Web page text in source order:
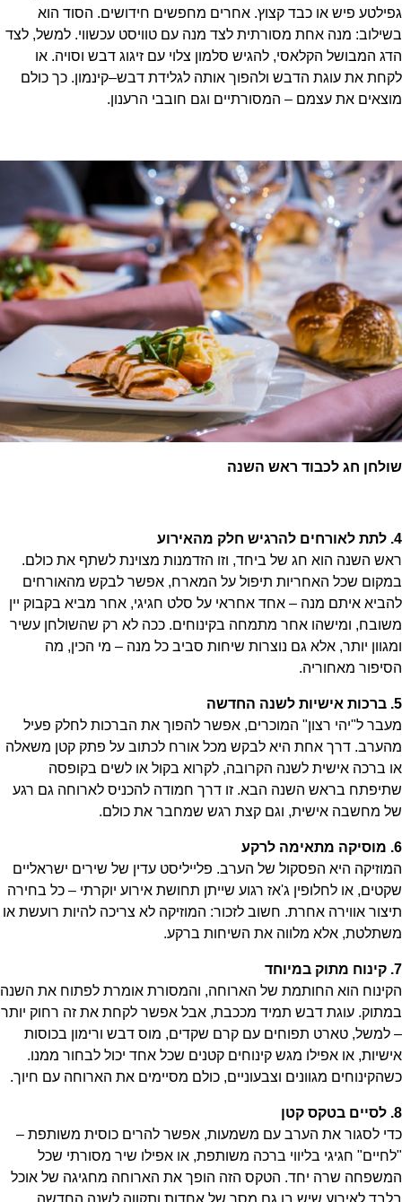
גפילטע פיש או כבד קצוץ. אחרים מחפשים חידושים. הסוד הוא
בשילוב: מנה אחת מסורתית לצד מנה עם טוויסט עכשווי. למשל, לצד
הדג המבושל הקלאסי, להגיש סלמון צלוי עם זיגוג דבש וסויה. או
לקחת את עוגת הדבש ולהפוך אותה לגלידת דבש–קינמון. כך כולם
מוצאים את עצמם – המסורתיים וגם חובבי הרענון.
שולחן חג לכבוד ראש השנה
4. לתת לאורחים להרגיש חלק מהאירוע
ראש השנה הוא חג של ביחד, וזו הזדמנות מצוינת לשתף את כולם.
במקום שכל האחריות תיפול על המארח, אפשר לבקש מהאורחים
להביא איתם מנה – אחד אחראי על סלט חגיגי, אחר מביא בקבוק יין
משובח, ומישהו אחר מתמחה בקינוחים. ככה לא רק שהשולחן עשיר
ומגוון יותר, אלא גם נוצרות שיחות סביב כל מנה – מי הכין, מה
הסיפור מאחוריה.
5. ברכות אישיות לשנה החדשה
מעבר ל"יהי רצון" המוכרים, אפשר להפוך את הברכות לחלק פעיל
מהערב. דרך אחת היא לבקש מכל אורח לכתוב על פתק קטן משאלה
או ברכה אישית לשנה הקרובה, לקרוא בקול או לשים בקופסה
שתיפתח בראש השנה הבא. זו דרך חמודה להכניס לארוחה גם רגע
של מחשבה אישית, וגם קצת רגש שמחבר את כולם.
6. מוסיקה מתאימה לרקע
המוזיקה היא הפסקול של הערב. פלייליסט עדין של שירים ישראליים
שקטים, או לחלופין ג'אז רגוע שייתן תחושת אירוע יוקרתי – כל בחירה
תיצור אווירה אחרת. חשוב לזכור: המוזיקה לא צריכה להיות רועשת או
משתלטת, אלא מלווה את השיחות ברקע.
7. קינוח מתוק במיוחד
הקינוח הוא החותמת של הארוחה, והמסורת אומרת לפתוח את השנה
במתוק. עוגת דבש תמיד מככבת, אבל אפשר לקחת את זה רחוק יותר
– למשל, טארט תפוחים עם קרם שקדים, מוס דבש ורימון בכוסות
אישיות, או אפילו מגש קינוחים קטנים שכל אחד יכול לבחור ממנו.
כשהקינוחים מגוונים וצבעוניים, כולם מסיימים את הארוחה עם חיוך.
8. לסיים בטקס קטן
כדי לסגור את הערב עם משמעות, אפשר להרים כוסית משותפת –
"לחיים" חגיגי בליווי ברכה משותפת, או אפילו שיר מסורתי שכל
המשפחה שרה יחד. הטקס הזה הופך את הארוחה מחגיגה של אוכל